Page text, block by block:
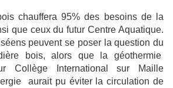
chauffera 95% des besoins de la
que ceux du futur Centre Aquatique.
peuvent se poser la question du
bois, alors que la géothermie
Collège International sur Maille
aurait pu éviter la circulation de